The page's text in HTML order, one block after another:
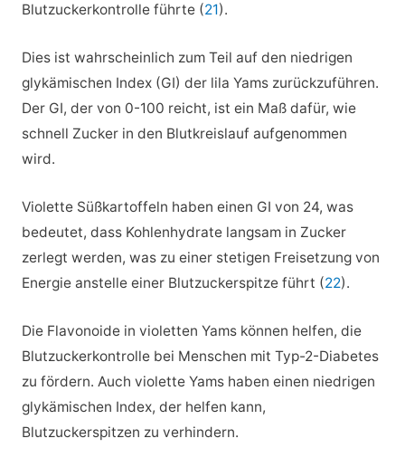
Blutzuckerkontrolle führte (21).
Dies ist wahrscheinlich zum Teil auf den niedrigen
glykämischen Index (GI) der lila Yams zurückzuführen.
Der GI, der von 0-100 reicht, ist ein Maß dafür, wie
schnell Zucker in den Blutkreislauf aufgenommen
wird.
Violette Süßkartoffeln haben einen GI von 24, was
bedeutet, dass Kohlenhydrate langsam in Zucker
zerlegt werden, was zu einer stetigen Freisetzung von
Energie anstelle einer Blutzuckerspitze führt (22).
Die Flavonoide in violetten Yams können helfen, die
Blutzuckerkontrolle bei Menschen mit Typ-2-Diabetes
zu fördern. Auch violette Yams haben einen niedrigen
glykämischen Index, der helfen kann,
Blutzuckerspitzen zu verhindern.